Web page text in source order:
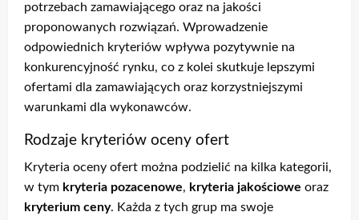
potrzebach zamawiającego oraz na jakości
proponowanych rozwiązań. Wprowadzenie
odpowiednich kryteriów wpływa pozytywnie na
konkurencyjność rynku, co z kolei skutkuje lepszymi
ofertami dla zamawiających oraz korzystniejszymi
warunkami dla wykonawców.
Rodzaje kryteriów oceny ofert
Kryteria oceny ofert można podzielić na kilka kategorii,
w tym kryteria pozacenowe, kryteria jakościowe oraz
kryterium ceny. Każda z tych grup ma swoje